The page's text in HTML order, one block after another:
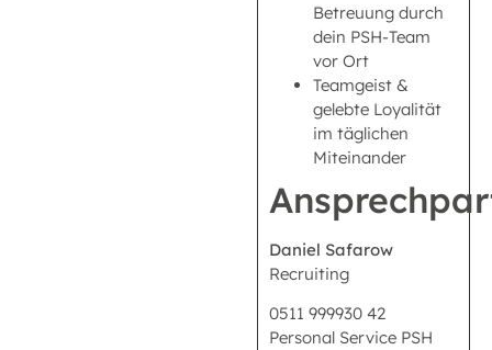
Betreuung durch
dein PSH-Team
vor Ort
Teamgeist &
gelebte Loyalität
im täglichen
Miteinander
Daniel Safarow
Recruiting
0511 999930 42
Personal Service PSH